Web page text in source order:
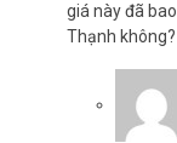
giá này đã
Thạnh không?